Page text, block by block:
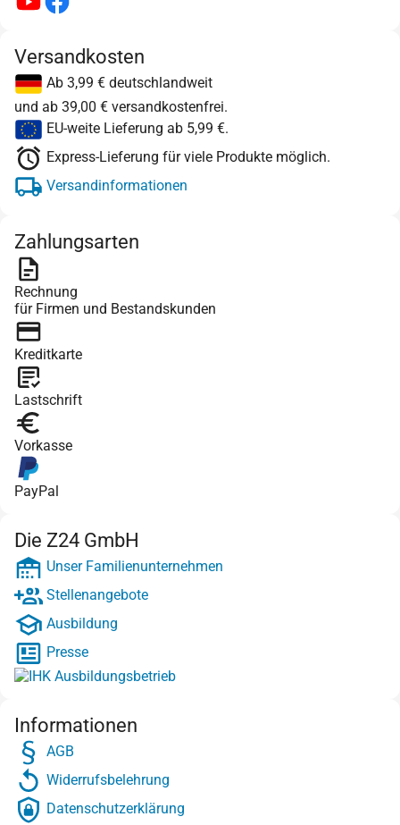
Versandkosten
Ab 3,99 € deutschlandweit
und ab 39,00 € versandkostenfrei.
EU-weite Lieferung ab 5,99 €.
Express-Lieferung für viele Produkte möglich.
Versandinformationen
Zahlungsarten
Rechnung
für Firmen und Bestandskunden
Kreditkarte
Lastschrift
Vorkasse
PayPal
Die Z24 GmbH
Unser Familienunternehmen
Stellenangebote
Ausbildung
Presse
Informationen
AGB
Widerrufsbelehrung
Datenschutzerklärung